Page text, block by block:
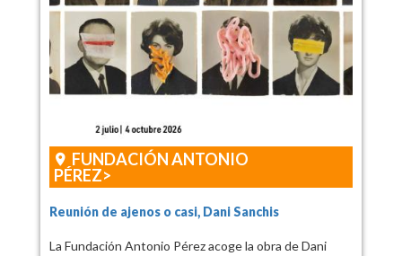
FUNDACIÓN ANTONIO
PÉREZ
Reunión de ajenos o casi, Dani Sanchis
La Fundación Antonio Pérez acoge la obra de Dani